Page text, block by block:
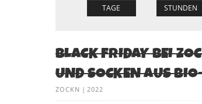
BLACK FRIDAY BEI
UND SOCKEN AUS
ZOCKN | 2022